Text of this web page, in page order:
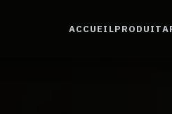
ACCUEILPRODUIT